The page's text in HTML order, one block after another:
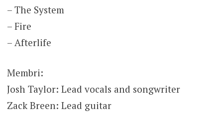
– The System
– Fire
– Afterlife
Membri:
Josh Taylor: Lead vocals and songwriter
Zack Breen: Lead guitar